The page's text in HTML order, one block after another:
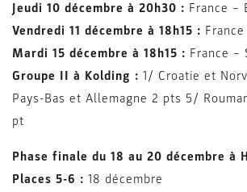
Jeudi 10 décembre à 20h30 : France –
Vendredi 11 décembre à 18h15 :
Mardi 15 décembre à 18h15 : France –
Groupe II à Kolding : 1/ Croatie et
Pays-Bas et Allemagne 2 pts 5/
pt
Phase finale du 18 au 20 décembre à
Places 5-6 : 18 décembre